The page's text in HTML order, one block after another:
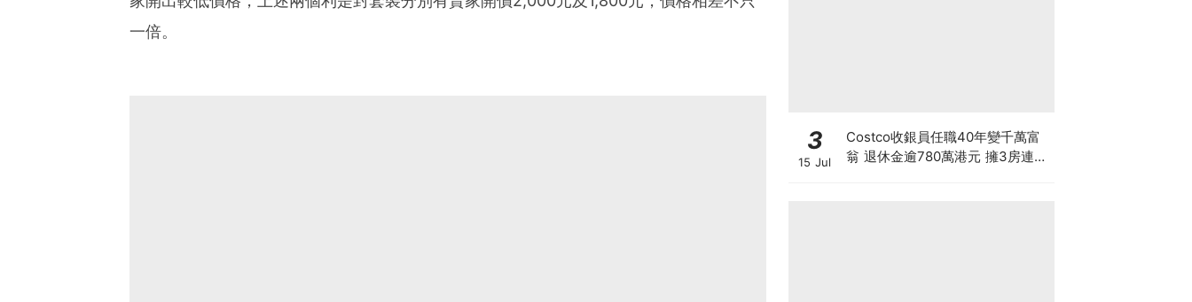
一倍。
3
15 Jul
Costco收銀員任職40年變千萬富
翁 退休金逾780萬港元 擁3房連泳